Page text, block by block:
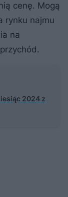
cenę. Mogą
rynku najmu
na
2024 z